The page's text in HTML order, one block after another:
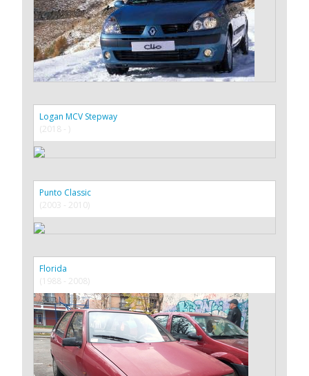
Logan MCV Stepway
(2018 - )
Punto Classic
(2003 - 2010)
Florida
(1988 - 2008)